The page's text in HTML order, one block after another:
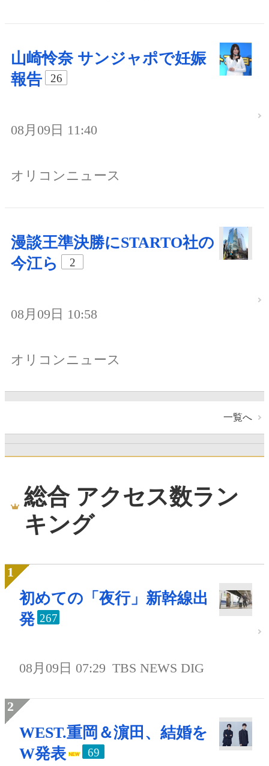
山崎怜奈 サンジャポで妊娠
報告
26
08月09日 11:40
オリコンニュース
漫談王準決勝にSTARTO社の
今江ら
2
08月09日 10:58
オリコンニュース
一覧へ
総合 アクセス数ラン
キング
初めての「夜行」新幹線出
発 267
08月09日 07:29 TBS NEWS DIG
WEST.重岡＆濵田、結婚を
W発表
69